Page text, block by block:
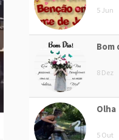
5 Jun
Bom
8 Dez
Olha
5 Out